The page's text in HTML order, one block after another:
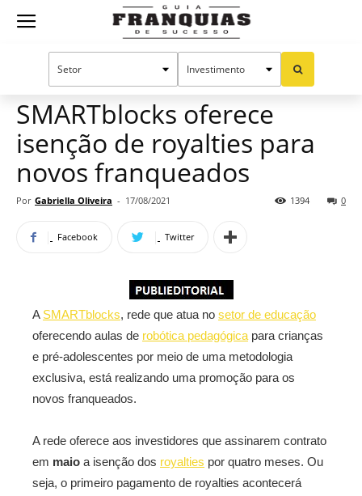
Guia
Mercado de franquias Publieditorial
SMARTblocks oferece
isenção de royalties para
novos franqueados
Por Gabriella Oliveira - 17/08/2021 0
1394
Facebook Twitter
A SMARTblocks, rede que atua no setor de educação
oferecendo aulas de robótica pedagógica para crianças
e pré-adolescentes por meio de uma metodologia
exclusiva, está realizando uma promoção para os
novos franqueados.
A rede oferece aos investidores que assinarem contrato
em maio a isenção dos royalties por quatro meses. Ou
seja, o primeiro pagamento de royalties acontecerá